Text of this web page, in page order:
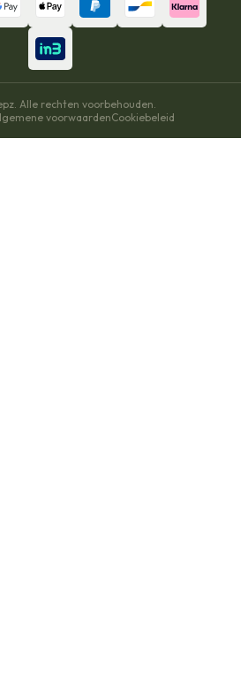
Alle rechten voorbehouden.
voorwaardenCookiebeleid